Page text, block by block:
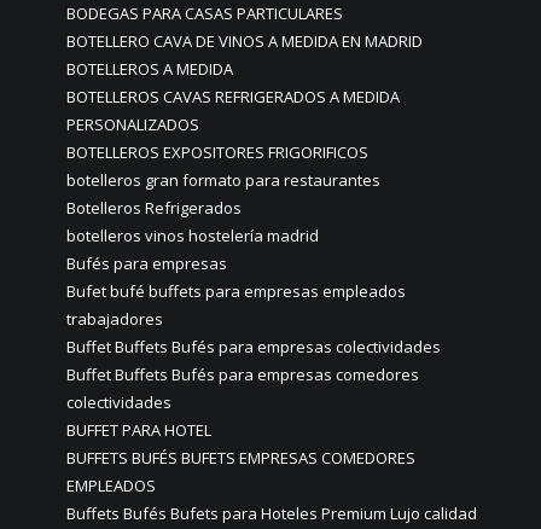
BODEGAS PARA CASAS PARTICULARES
BOTELLERO CAVA DE VINOS A MEDIDA EN MADRID
BOTELLEROS A MEDIDA
BOTELLEROS CAVAS REFRIGERADOS A MEDIDA
PERSONALIZADOS
BOTELLEROS EXPOSITORES FRIGORIFICOS
botelleros gran formato para restaurantes
Botelleros Refrigerados
botelleros vinos hostelería madrid
Bufés para empresas
Bufet bufé buffets para empresas empleados
trabajadores
Buffet Buffets Bufés para empresas colectividades
Buffet Buffets Bufés para empresas comedores
colectividades
BUFFET PARA HOTEL
BUFFETS BUFÉS BUFETS EMPRESAS COMEDORES
EMPLEADOS
Buffets Bufés Bufets para Hoteles Premium Lujo calidad